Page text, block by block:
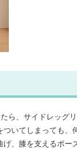
ら、サイドレッグ
いてしまっても、
、膝を支えるポー